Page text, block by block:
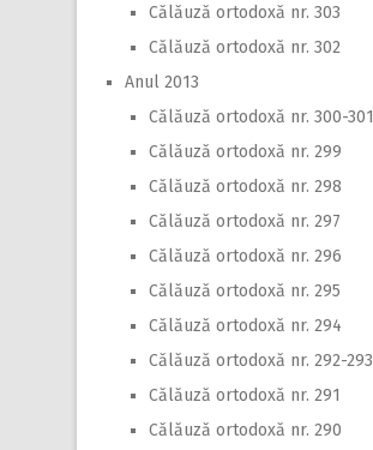
Călăuză ortodoxă nr. 303
Călăuză ortodoxă nr. 302
Anul 2013
Călăuză ortodoxă nr. 300-301
Călăuză ortodoxă nr. 299
Călăuză ortodoxă nr. 298
Călăuză ortodoxă nr. 297
Călăuză ortodoxă nr. 296
Călăuză ortodoxă nr. 295
Călăuză ortodoxă nr. 294
Călăuză ortodoxă nr. 292-293
Călăuză ortodoxă nr. 291
Călăuză ortodoxă nr. 290